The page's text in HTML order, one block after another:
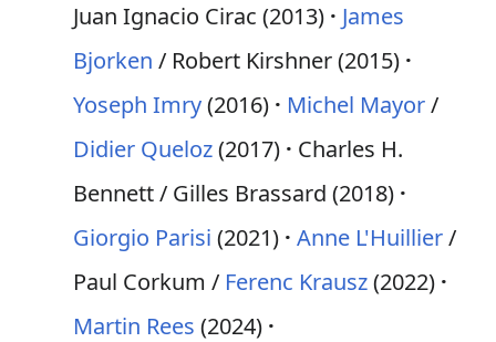
Juan Ignacio Cirac (2013)
James
Bjorken / Robert Kirshner (2015)
Yoseph Imry(2016) Michel Mayor/
Didier Queloz(2017)
Charles H.
Bennett / Gilles Brassard (2018)
Giorgio Parisi (2021) Anne L'Huillier/
Paul Corkum / Ferenc Krausz(2022)
Martin Rees (2024)